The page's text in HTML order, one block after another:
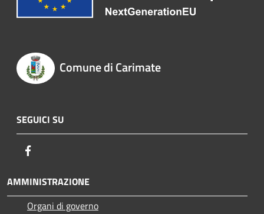
Comune di Carimate
SEGUICI SU
AMMINISTRAZIONE
Organi di governo